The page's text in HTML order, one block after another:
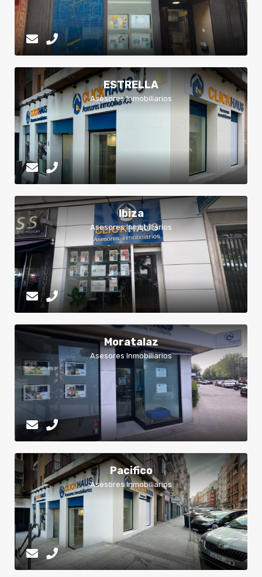
ESTRELLA
Asesores Inmobiliarios
Ibiza
Asesores Inmobiliarios
Moratalaz
Asesores Inmobiliarios
Pacifico
Asesores Inmobiliarios